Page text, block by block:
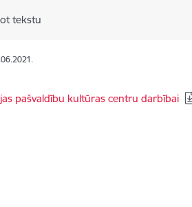
tekstu
pašvaldību kultūras centru darbībai